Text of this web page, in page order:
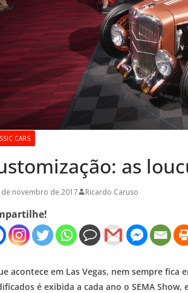
CARS
as
de novembro de 2017 Ricardo Caruso
acontece em Las Vegas, nem sempre fica
é exibida a cada ano o SEMA